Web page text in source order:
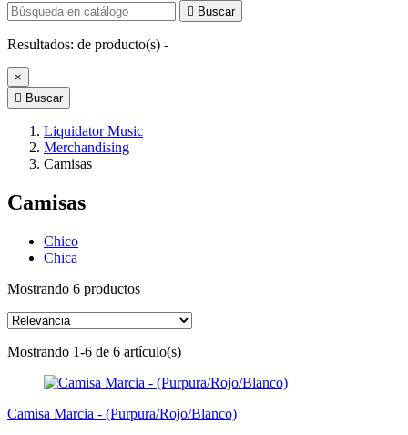
 Buscar
Resultados: de producto(s) -
×
 Buscar
Liquidator Music
Merchandising
Camisas
Camisas
Chico
Chica
Mostrando 6 productos
Mostrando 1-6 de 6 artículo(s)
Camisa Marcia - (Purpura/Rojo/Blanco)